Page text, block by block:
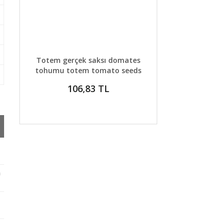
DETAYLAR GELİNCE HABER VER
Totem gerçek saksı domates
tohumu totem tomato seeds
106,83 TL